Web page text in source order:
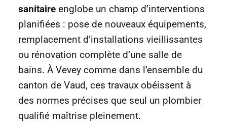
sanitaire englobe un champ d’interventions
planifiées : pose de nouveaux équipements,
remplacement d’installations vieillissantes
ou rénovation complète d’une salle de
bains. À Vevey comme dans l’ensemble du
canton de Vaud, ces travaux obéissent à
des normes précises que seul un plombier
qualifié maîtrise pleinement.